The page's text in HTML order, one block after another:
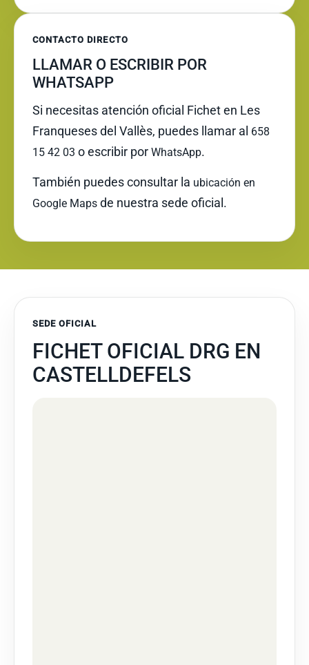
CONTACTO DIRECTO
LLAMAR O ESCRIBIR POR
WHATSAPP
Si necesitas atención oficial Fichet en Les
Franqueses del Vallès, puedes llamar al 658
15 42 03 o escribir por WhatsApp.
También puedes consultar la ubicación en
Google Maps de nuestra sede oficial.
SEDE OFICIAL
FICHET OFICIAL DRG EN
CASTELLDEFELS